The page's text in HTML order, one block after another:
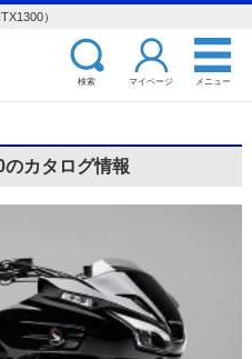
）
検索 マイページ メニュー
カタログ情報